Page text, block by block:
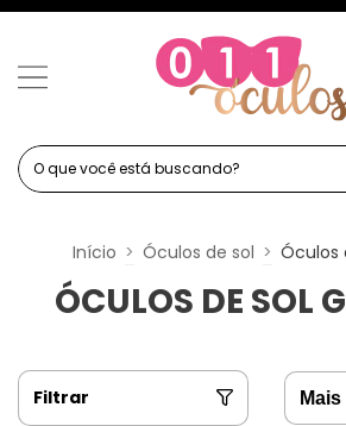
Início > Óculos de sol > Óculos
ÓCULOS DE SOL
Filtrar